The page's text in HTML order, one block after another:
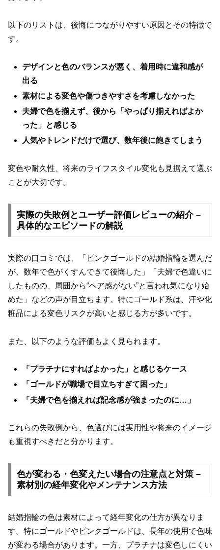
以下のリストは、後悔につながりやすい原因とその特徴で
す。
デザインと色のバランスが悪く、着用時に違和感が
出る
素材による変色や傷つきやすさを考慮しなかった
夫婦で色を揃えず、後から「やっぱり揃えればよか
った」と感じる
人気やトレンドだけで選び、数年後に飽きてしまう
変色や耐久性、将来のライフスタイル変化も見据えて選ぶ
ことが大切です。
実際の失敗例とユーザー評価レビューの紹介 –
具体的なエピソードの解説
実際の口コミでは、「ピンクゴールドの結婚指輪を選んだ
が、数年で色がくすんできて後悔した」「夫婦で色違いに
したものの、周囲から“ペア感がない”と言われ気になり始
めた」などの声が目立ちます。特にゴールド系は、汗や化
粧品による変色リスクが高いと感じる方が多いです。
また、以下のような評価もよく見られます。
「プラチナにすればよかった」と感じるケース
「ゴールドが職場で目立ちすぎて困った」
「夫婦で色を揃えれば記念感が強まったのに…」
これらの失敗例から、色選びには実用性や将来のイメージ
も重視すべきだと分かります。
色が変わる・色変えたい場合の注意点と対策 –
素材別の経年変化やメンテナンス方法
結婚指輪の色は素材によって経年変化の仕方が異なりま
す。特にゴールドやピンクゴールドは、長年の使用で色味
が変わる場合があります。一方、プラチナは変色しにくい